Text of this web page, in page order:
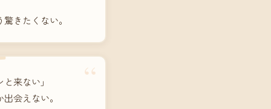
きたくない。
“
来ない」
会えない。